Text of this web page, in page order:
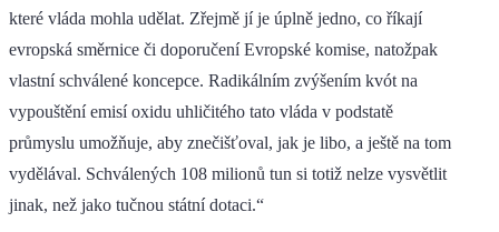
které vláda mohla udělat. Zřejmě jí je úplně jedno, co říkají
evropská směrnice či doporučení Evropské komise, natožpak
vlastní schválené koncepce. Radikálním zvýšením kvót na
vypouštění emisí oxidu uhličitého tato vláda v podstatě
průmyslu umožňuje, aby znečišťoval, jak je libo, a ještě na tom
vydělával. Schválených 108 milionů tun si totiž nelze vysvětlit
jinak, než jako tučnou státní dotaci.“